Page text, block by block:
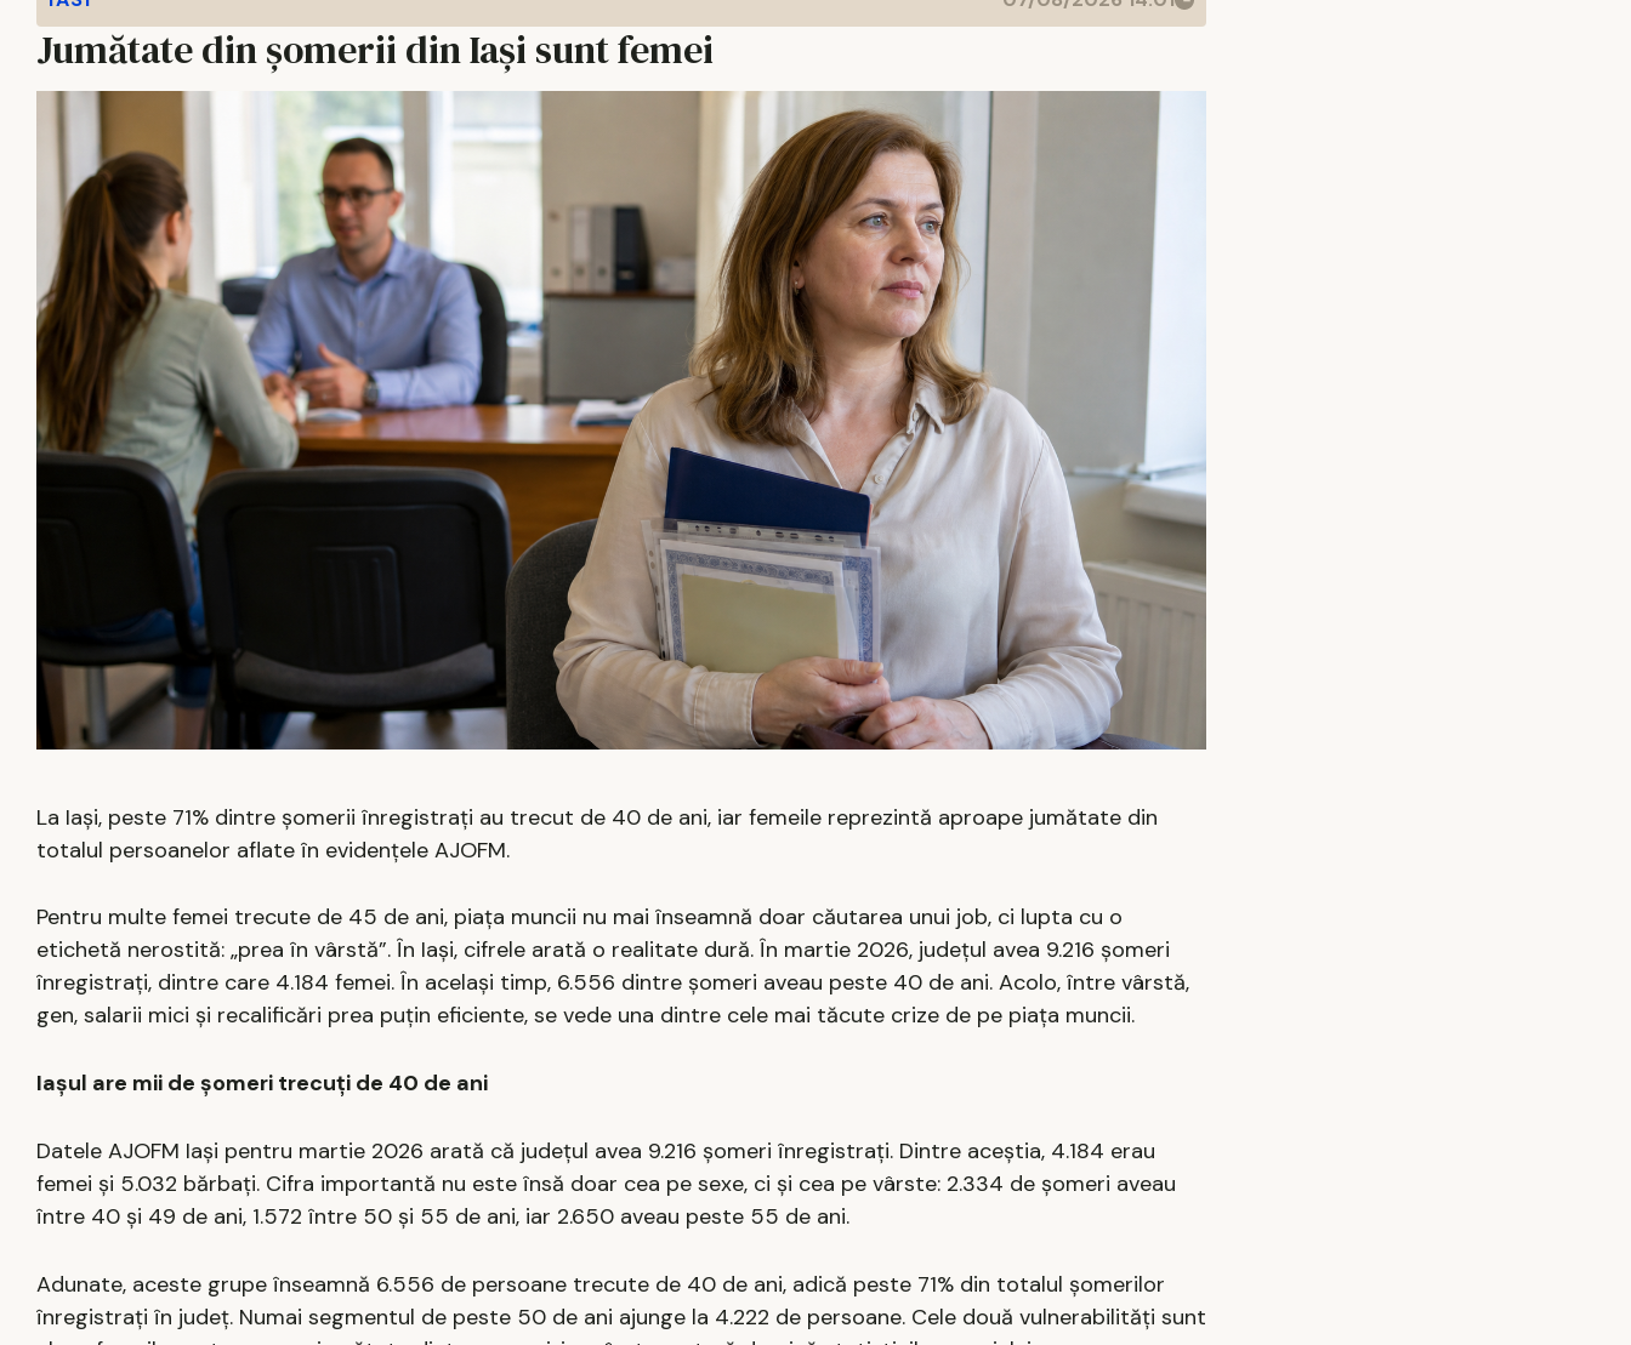
Jumătate din șomerii din Iași sunt femei
La Iași, peste 71% dintre șomerii înregistrați au trecut de 40 de ani, iar femeile reprezintă aproape jumătate din
totalul persoanelor aflate în evidențele AJOFM.
Pentru multe femei trecute de 45 de ani, piața muncii nu mai înseamnă doar căutarea unui job, ci lupta cu o
etichetă nerostită: „prea în vârstă”. În Iași, cifrele arată o realitate dură. În martie 2026, județul avea 9.216 șomeri
înregistrați, dintre care 4.184 femei. În același timp, 6.556 dintre șomeri aveau peste 40 de ani. Acolo, între vârstă,
gen, salarii mici și recalificări prea puțin eficiente, se vede una dintre cele mai tăcute crize de pe piața muncii.
Iașul are mii de șomeri trecuți de 40 de ani
Datele AJOFM Iași pentru martie 2026 arată că județul avea 9.216 șomeri înregistrați. Dintre aceștia, 4.184 erau
femei și 5.032 bărbați. Cifra importantă nu este însă doar cea pe sexe, ci și cea pe vârste: 2.334 de șomeri aveau
între 40 și 49 de ani, 1.572 între 50 și 55 de ani, iar 2.650 aveau peste 55 de ani.
Adunate, aceste grupe înseamnă 6.556 de persoane trecute de 40 de ani, adică peste 71% din totalul șomerilor
înregistrați în județ. Numai segmentul de peste 50 de ani ajunge la 4.222 de persoane. Cele două vulnerabilități sunt